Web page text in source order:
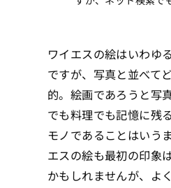
ワイエスの絵はいわゆ
ですが、写真と並べて
的。絵画であろうと写
でも料理でも記憶に残
モノであることはいう
エスの絵も最初の印象
かもしれませんが、よ